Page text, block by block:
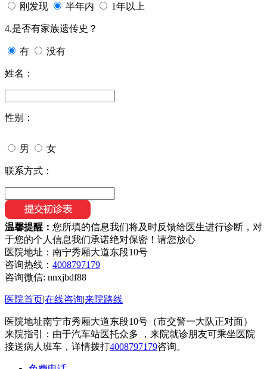
刚发现 半年内 1年以上
4.是否有家族遗传史？
有 没有
姓名：
性别：
男 女
联系方式：
温馨提醒： 您所填的信息我们将及时反馈给医生进行诊断，对
于您的个人信息我们承诺绝对保密！请您放心
医院地址：南宁秀厢大道东段10号
咨询热线： 4008797179
咨询微信: nnxjbdf88
医院首页|在线咨询|来院路线
医院地址南宁市秀厢大道东段10号（市交警一大队正对面）
来院指引：由于汽车站医托众多 ，来院就诊朋友可乘坐医院
接送病人班车，详情拨打4008797179咨询。